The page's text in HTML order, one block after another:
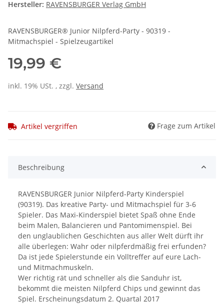
Hersteller: RAVENSBURGER Verlag GmbH
RAVENSBURGER® Junior Nilpferd-Party - 90319 -
Mitmachspiel - Spielzeugartikel
19,99 €
inkl. 19% USt. , zzgl. Versand
Artikel vergriffen Frage zum Artikel
Beschreibung
RAVENSBURGER Junior Nilpferd-Party Kinderspiel
(90319). Das kreative Party- und Mitmachspiel für 3-6
Spieler. Das Maxi-Kinderspiel bietet Spaß ohne Ende
beim Malen, Balancieren und Pantomimenspiel. Bei
den unglaublichen Geschichten aus aller Welt dürft ihr
alle überlegen: Wahr oder nilpferdmäßig frei erfunden?
Da ist jede Spielerstunde ein Volltreffer auf eure Lach-
und Mitmachmuskeln.
Wer richtig rät und schneller als die Sanduhr ist,
bekommt die meisten Nilpferd Chips und gewinnt das
Spiel. Erscheinungsdatum 2. Quartal 2017